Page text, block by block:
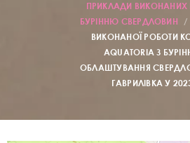
ПРИКЛАДИ ВИКОНАНИХ
БУРІННЮ СВЕРДЛОВИН
/
ВИКОНАНОЇ РОБОТИ
AQUATORIA З
ОБЛАШТУВАННЯ
ГАВРИЛІВКА У